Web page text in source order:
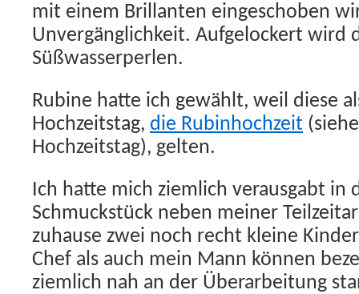
mit einem Brillanten eingeschoben
Unvergänglichkeit. Aufgelockert wird
Süßwasserperlen.
Rubine hatte ich gewählt, weil diese
Hochzeitstag, die Rubinhochzeit
Hochzeitstag), gelten.
Ich hatte mich ziemlich verausgabt in
Schmuckstück neben meiner
zuhause zwei noch recht kleine
Chef als auch mein Mann können
ziemlich nah an der Überarbeitung